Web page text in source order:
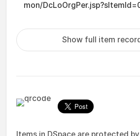
mon/
Show full item